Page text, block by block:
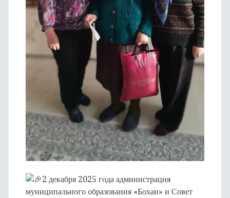
2 декабря 2025 года администрация
муниципального образования «Бохан» и Совет